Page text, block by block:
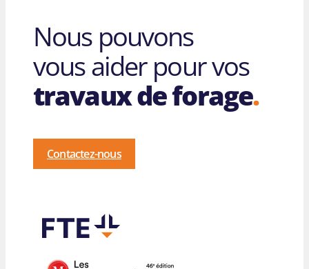
Nous pouvons
vous aider pour vos
travaux de forage.
Contactez-nous